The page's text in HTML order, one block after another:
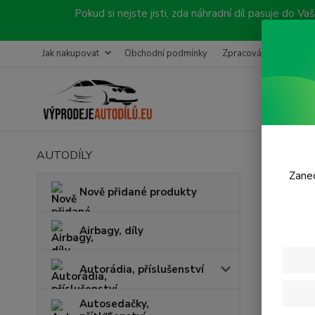
Pokud si nejste jisti, zda náhradní díl pasuje do
Jak nakupovat Obchodní podmínky Zpracování objednávky
AUTODÍLY
Nově přidané produkty
Airbagy, díly
Autorádia, příslušenství
Autosedačky,